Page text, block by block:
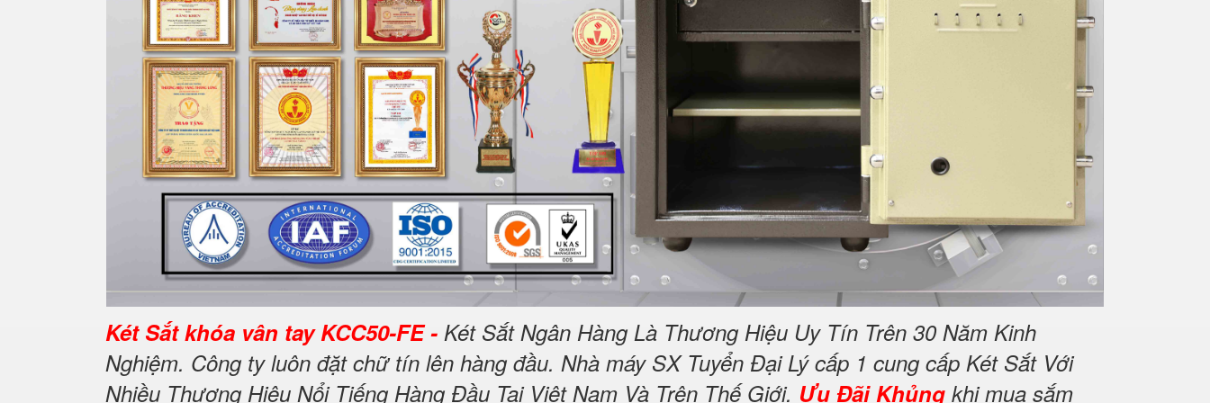
Két Sắt khóa vân tay KCC50-FE - Két Sắt Ngân Hàng Là Thương Hiệu Uy Tín Trên 30 Năm Kinh
Nghiệm. Công ty luôn đặt chữ tín lên hàng đầu. Nhà máy SX Tuyển Đại Lý cấp 1 cung cấp Két Sắt Với
Nhiều Thương Hiệu Nổi Tiếng Hàng Đầu Tại Việt Nam Và Trên Thế Giới. Ưu Đãi Khủng khi mua sắm